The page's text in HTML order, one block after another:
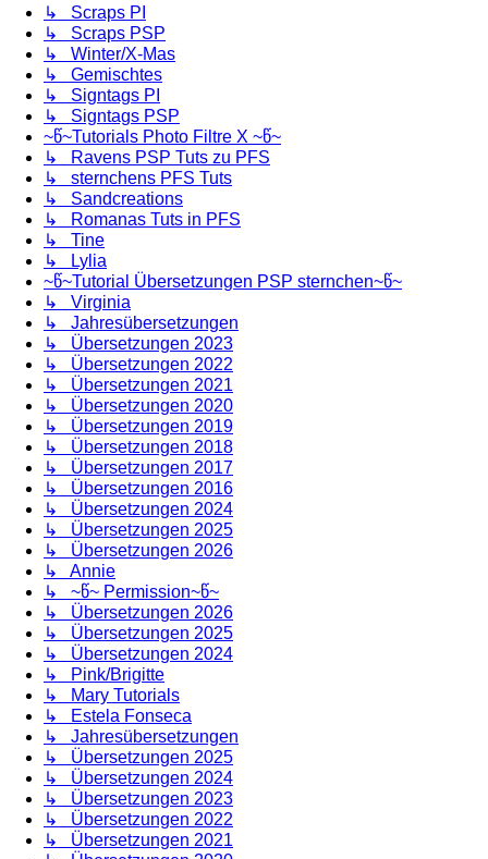
↳ Scraps PI
↳ Scraps PSP
↳ Winter/X-Mas
↳ Gemischtes
↳ Signtags PI
↳ Signtags PSP
~წ~Tutorials Photo Filtre X ~წ~
↳ Ravens PSP Tuts zu PFS
↳ sternchens PFS Tuts
↳ Sandcreations
↳ Romanas Tuts in PFS
↳ Tine
↳ Lylia
~წ~Tutorial Übersetzungen PSP sternchen~წ~
↳ Virginia
↳ Jahresübersetzungen
↳ Übersetzungen 2023
↳ Übersetzungen 2022
↳ Übersetzungen 2021
↳ Übersetzungen 2020
↳ Übersetzungen 2019
↳ Übersetzungen 2018
↳ Übersetzungen 2017
↳ Übersetzungen 2016
↳ Übersetzungen 2024
↳ Übersetzungen 2025
↳ Übersetzungen 2026
↳ Annie
↳ ~წ~ Permission~წ~
↳ Übersetzungen 2026
↳ Übersetzungen 2025
↳ Übersetzungen 2024
↳ Pink/Brigitte
↳ Mary Tutorials
↳ Estela Fonseca
↳ Jahresübersetzungen
↳ Übersetzungen 2025
↳ Übersetzungen 2024
↳ Übersetzungen 2023
↳ Übersetzungen 2022
↳ Übersetzungen 2021